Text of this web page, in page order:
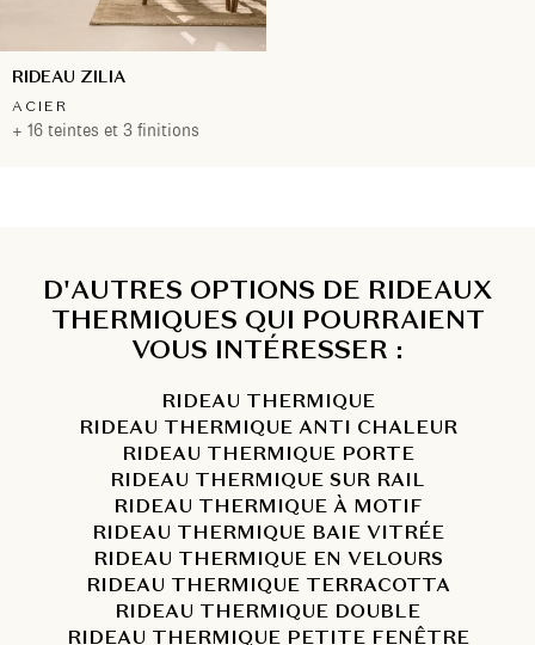
RIDEAU ZILIA
ACIER
+ 16 teintes et 3 finitions
D'AUTRES OPTIONS DE RIDEAUX
THERMIQUES QUI POURRAIENT
VOUS INTÉRESSER :
RIDEAU THERMIQUE
RIDEAU THERMIQUE ANTI CHALEUR
RIDEAU THERMIQUE PORTE
RIDEAU THERMIQUE SUR RAIL
RIDEAU THERMIQUE À MOTIF
RIDEAU THERMIQUE BAIE VITRÉE
RIDEAU THERMIQUE EN VELOURS
RIDEAU THERMIQUE TERRACOTTA
RIDEAU THERMIQUE DOUBLE
RIDEAU THERMIQUE PETITE FENÊTRE